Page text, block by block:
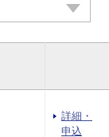
詳細・
申込